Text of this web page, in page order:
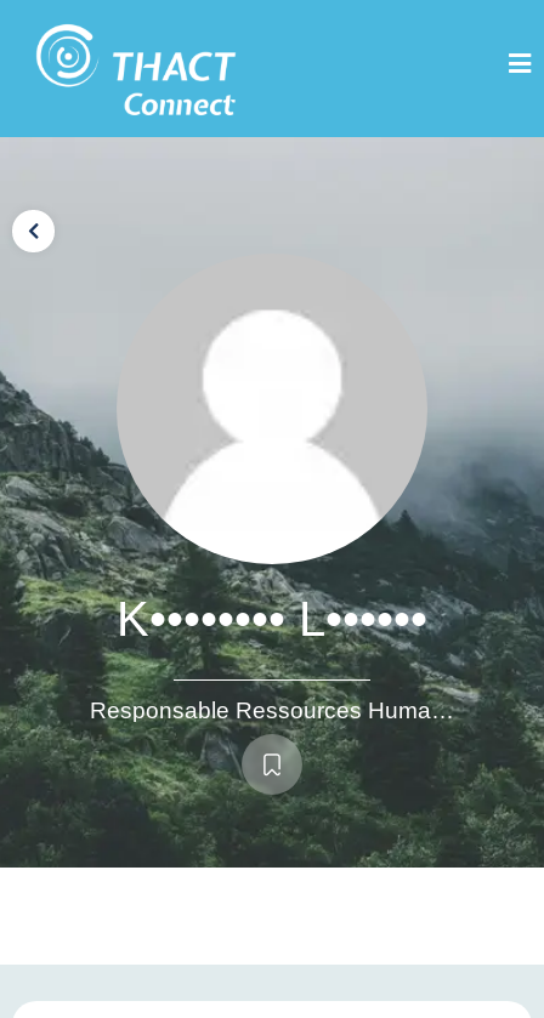
K•••••••• L••••••
Responsable Ressources Humaines